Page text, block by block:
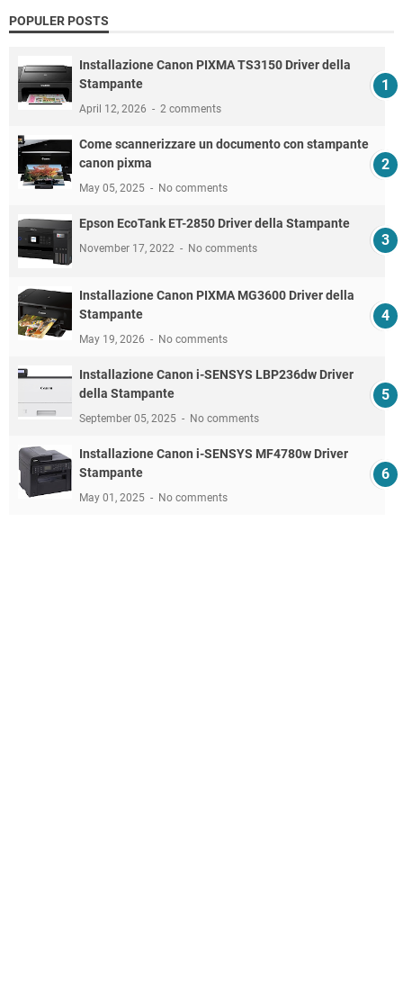
POPULER POSTS
Installazione Canon PIXMA TS3150 Driver della
Stampante
April 12, 2026 2 comments
Come scannerizzare un documento con stampante
canon pixma
May 05, 2025 No comments
Epson EcoTank ET-2850 Driver della Stampante
November 17, 2022 No comments
Installazione Canon PIXMA MG3600 Driver della
Stampante
May 19, 2026 No comments
Installazione Canon i-SENSYS LBP236dw Driver
della Stampante
September 05, 2025 No comments
Installazione Canon i-SENSYS MF4780w Driver
Stampante
May 01, 2025 No comments